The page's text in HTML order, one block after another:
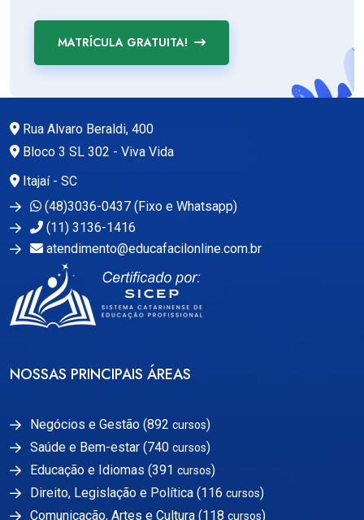
MATRÍCULA GRATUITA!
Rua Alvaro Beraldi, 400
Bloco 3 SL 302 - Viva Vida
Itajaí - SC
(48)3036-0437 (Fixo e Whatsapp)
(11) 3136-1416
atendimento@educafacilonline.com.br
NOSSAS PRINCIPAIS ÁREAS
Negócios e Gestão (892 cursos)
Saúde e Bem-estar (740 cursos)
Educação e Idiomas (391 cursos)
Direito, Legislação e Política (116 cursos)
Comunicação, Artes e Cultura (118 cursos)